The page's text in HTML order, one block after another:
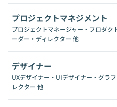
プロジェクトマネジメント
プロジェクトマネージャー・プロダク
ーダー・ディレクター 他
デザイナー
UXデザイナー・UIデザイナー・グラ
レクター 他